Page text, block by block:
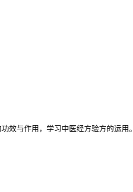
效与作用，学习中医经方验方的运用。